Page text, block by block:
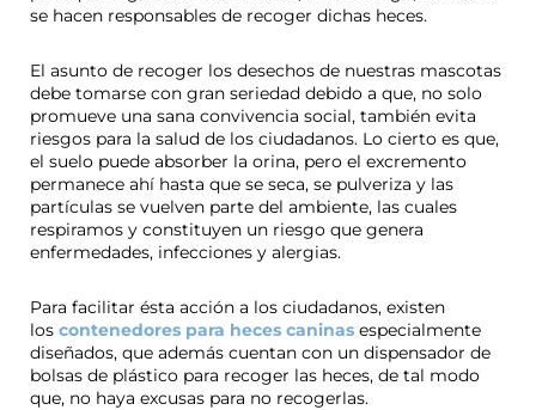
se hacen responsables de recoger dichas heces.
El asunto de recoger los desechos de nuestras mascotas
debe tomarse con gran seriedad debido a que, no solo
promueve una sana convivencia social, también evita
riesgos para la salud de los ciudadanos. Lo cierto es que,
el suelo puede absorber la orina, pero el excremento
permanece ahí hasta que se seca, se pulveriza y las
partículas se vuelven parte del ambiente, las cuales
respiramos y constituyen un riesgo que genera
enfermedades, infecciones y alergias.
Para facilitar ésta acción a los ciudadanos, existen
los contenedores para heces caninas especialmente
diseñados, que además cuentan con un dispensador de
bolsas de plástico para recoger las heces, de tal modo
que, no haya excusas para no recogerlas.